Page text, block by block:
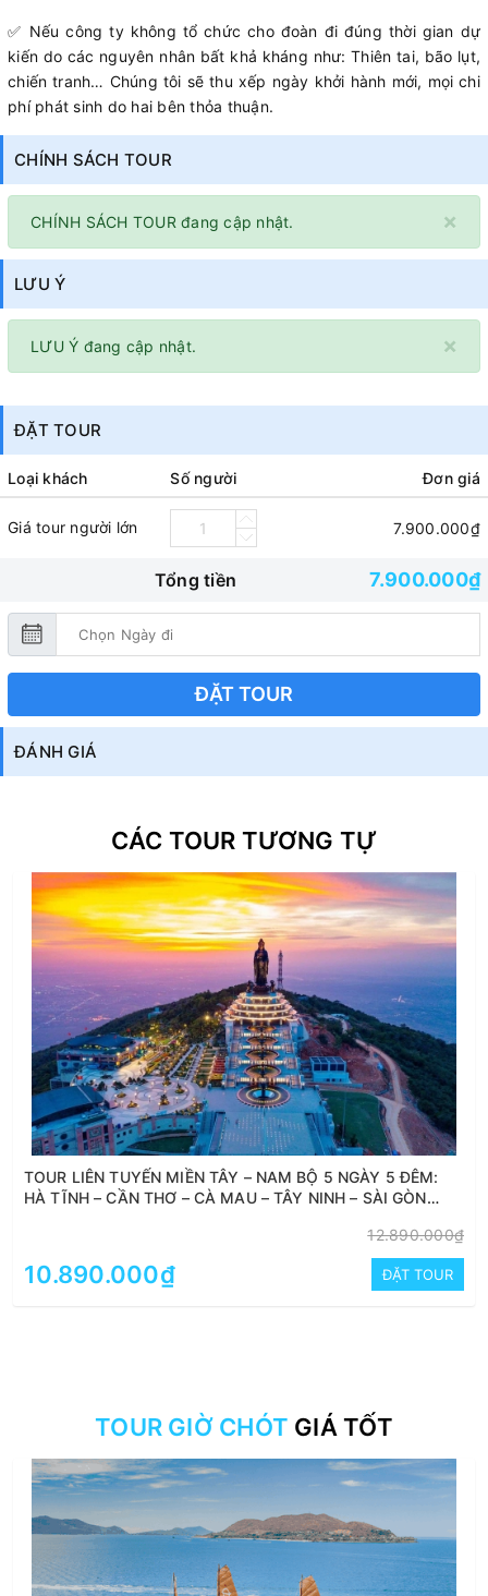
✅ Nếu công ty không tổ chức cho đoàn đi đúng thời gian dự
kiến do các nguyên nhân bất khả kháng như: Thiên tai, bão lụt,
chiến tranh… Chúng tôi sẽ thu xếp ngày khởi hành mới, mọi chi
phí phát sinh do hai bên thỏa thuận.
CHÍNH SÁCH TOUR
×
CHÍNH SÁCH TOUR đang cập nhật.
LƯU Ý
×
LƯU Ý đang cập nhật.
ĐẶT TOUR
Loại khách Số người Đơn giá
Giá tour người lớn 7.900.000₫
Tổng tiền 7.900.000₫
ĐẶT TOUR
ĐÁNH GIÁ
CÁC TOUR TƯƠNG TỰ
TOUR LIÊN TUYẾN MIỀN TÂY – NAM BỘ 5 NGÀY 5 ĐÊM:
HÀ TĨNH – CẦN THƠ – CÀ MAU – TÂY NINH – SÀI GÒN
12.890.000₫
10.890.000₫ ĐẶT TOUR
TOUR GIỜ CHÓT GIÁ TỐT